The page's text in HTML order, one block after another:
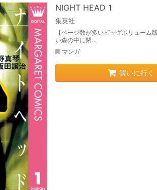
NIGHT HEAD 1
集英社
【ページ数が多いビッグボリュー
い森の中に閉…
マンガ
買いに行く